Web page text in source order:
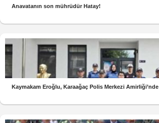
Anavatanın son mührüdür Hatay!
Kaymakam Eroğlu, Karaağaç Polis Merkezi Amirliği’nde